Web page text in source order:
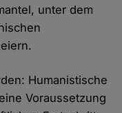
unter dem
Humanistische
Voraussetzung